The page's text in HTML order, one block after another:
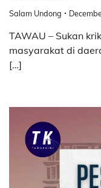
Salam Undong
TAWAU – Sukan
masyarakat di
[…]